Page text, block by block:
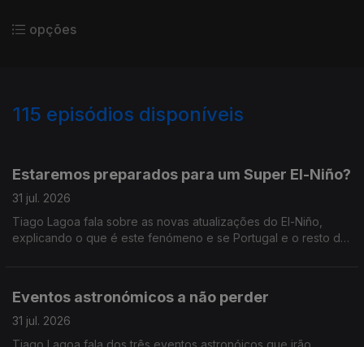
opções
115 episódios disponíveis
Estaremos preparados para um Super El-Niño?
31 jul. 2026
Tiago Lagoa fala sobre as novas atualizações do El-Niño,
explicando o que é este fenómeno e se Portugal e o resto do
Eventos astronómicos a não perder
31 jul. 2026
Tiago Lagoa fala dos três eventos astronóicos que irão